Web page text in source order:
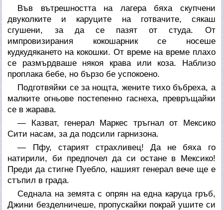
Във вътрешността на лагера бяха скупчени
двуколките и каруците на готвачите, сякаш
сгушени, за да се пазят от студа. От
импровизирания кокошарник се носеше
кудкудякането на кокошки. От време на време плахо
се размърдваше някоя крава или коза. Наблизо
проплака бебе, но бързо бе успокоено.
Подготвяйки се за нощта, жените тихо бъбреха, а
малките огньове постепенно гаснеха, превръщайки
се в жарава.
— Казват, генерал Маркес тръгнал от Мексико
Сити насам, за да подсили гарнизона.
— Пфу, старият страхливец! Да не бяха го
натирили, би предпочел да си остане в Мексико!
Преди да стигне Пуебло, нашият генерал вече ще е
стъпил в града.
Седнала на земята с опрян на една каруца гръб,
Джини безделничеше, пропускайки покрай ушите си